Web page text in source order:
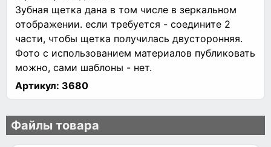
Зубная щетка дана в том числе в зеркальном
отображении. если требуется - соедините 2
части, чтобы щетка получилась двусторонняя.
Фото с использованием материалов публиковать
можно, сами шаблоны - нет.
Артикул: 3680
Файлы товара